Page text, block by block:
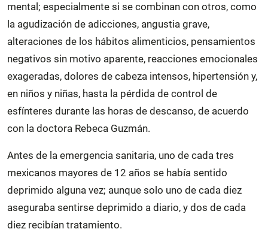
mental; especialmente si se combinan con otros, como
la agudización de adicciones, angustia grave,
alteraciones de los hábitos alimenticios, pensamientos
negativos sin motivo aparente, reacciones emocionales
exageradas, dolores de cabeza intensos, hipertensión y,
en niños y niñas, hasta la pérdida de control de
esfínteres durante las horas de descanso, de acuerdo
con la doctora Rebeca Guzmán.
Antes de la emergencia sanitaria, uno de cada tres
mexicanos mayores de 12 años se había sentido
deprimido alguna vez; aunque solo uno de cada diez
aseguraba sentirse deprimido a diario, y dos de cada
diez recibían tratamiento.